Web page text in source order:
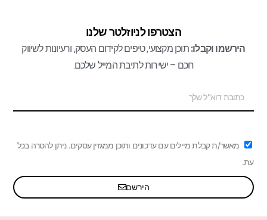
הצטרפו לניוזלטר שלנו
הירשמו וקבלו: תוכן מקצועי, טיפים לקידום העסק, ורעיונות לשיווק
חכם – ישירות לתיבת המייל שלכם.
מאשר/ת קבלת מיילים עם עדכונים ותוכן ממגזין עסקים. ניתן להסרה בכל
עת.
הירשם